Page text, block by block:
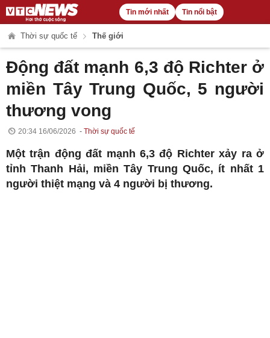
Tin mới nhất Tin nổi bật
Thời sự quốc tế Thế giới
Động đất mạnh 6,3 độ Richter ở
miền Tây Trung Quốc, 5 người
thương vong
20:34 16/06/2026 Thời sự quốc tế
Một trận động đất mạnh 6,3 độ Richter xảy ra ở
tỉnh Thanh Hải, miền Tây Trung Quốc, ít nhất 1
người thiệt mạng và 4 người bị thương.